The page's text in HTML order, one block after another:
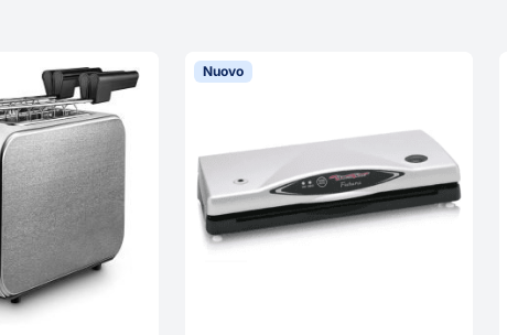
Nuovo